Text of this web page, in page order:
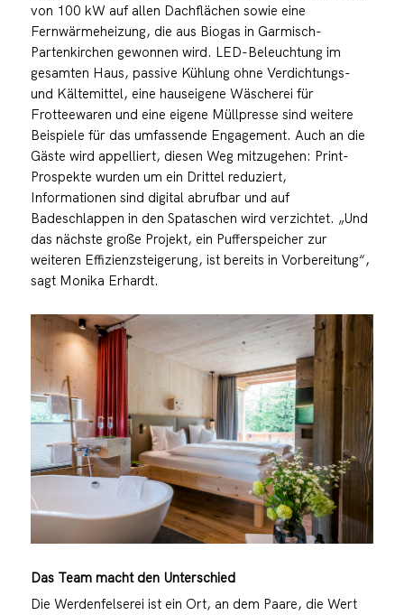
von 100 kW auf allen Dachflächen sowie eine
Fernwärmeheizung, die aus Biogas in Garmisch-
Partenkirchen gewonnen wird. LED-Beleuchtung im
gesamten Haus, passive Kühlung ohne Verdichtungs-
und Kältemittel, eine hauseigene Wäscherei für
Frotteewaren und eine eigene Müllpresse sind weitere
Beispiele für das umfassende Engagement. Auch an die
Gäste wird appelliert, diesen Weg mitzugehen: Print-
Prospekte wurden um ein Drittel reduziert,
Informationen sind digital abrufbar und auf
Badeschlappen in den Spataschen wird verzichtet. „Und
das nächste große Projekt, ein Pufferspeicher zur
weiteren Effizienzsteigerung, ist bereits in Vorbereitung“,
sagt Monika Erhardt.
Das Team macht den Unterschied
Die Werdenfelserei ist ein Ort, an dem Paare, die Wert